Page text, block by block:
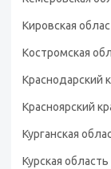
Кировская
Костромская
Краснодарский
Красноярский
Курганская
Курская область